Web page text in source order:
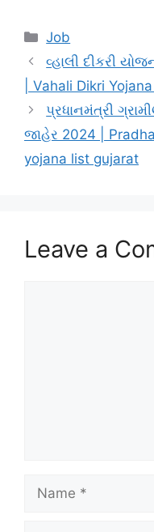
Categories
Job
વ્હાલી દીકરી
| Vahali Dikri
પ્રધાનમંત્રી
જાહેર 2024 |
yojana list gujarat
Leave a
Name